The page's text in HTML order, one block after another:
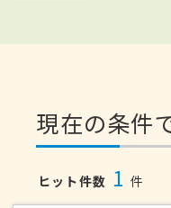
現在の条件
ヒット件数 1 件